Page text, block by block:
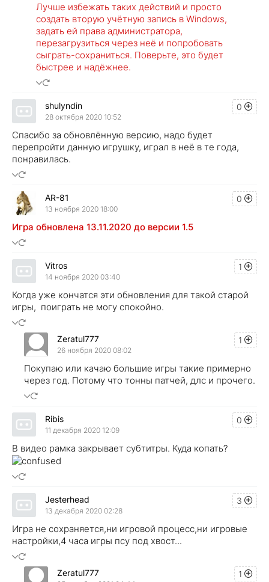
Лучше избежать таких действий и просто
создать вторую учётную запись в Windows,
задать ей права администратора,
перезагрузиться через неё и попробовать
сыграть-сохраниться. Поверьте, это будет
быстрее и надёжнее.
0
shulyndin
28 октября 2020 10:52
Спасибо за обновлённую версию, надо будет
перепройти данную игрушку, играл в неё в те года,
понравилась.
0
AR-81
13 ноября 2020 18:00
Игра обновлена 13.11.2020 до версии 1.5
1
Vitros
14 ноября 2020 03:40
Когда уже кончатся эти обновления для такой старой
игры, поиграть не могу спокойно.
1
Zeratul777
26 ноября 2020 08:02
Покупаю или качаю большие игры такие примерно
через год. Потому что тонны патчей, длс и прочего.
0
Ribis
11 декабря 2020 12:09
В видео рамка закрывает субтитры. Куда копать?
3
Jesterhead
13 декабря 2020 02:28
Игра не сохраняется,ни игровой процесс,ни игровые
настройки,4 часа игры псу под хвост...
1
Zeratul777